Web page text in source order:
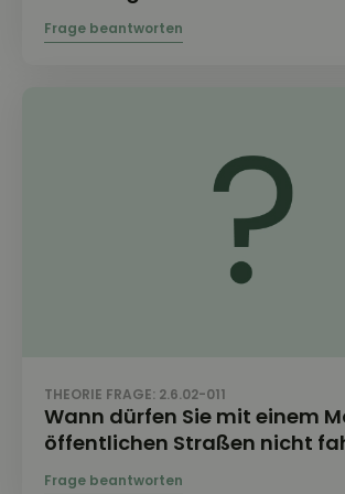
THEORIE FRAGE: 2.6.02-011
Wann dürfen Sie mit einem
öffentlichen Straßen nicht